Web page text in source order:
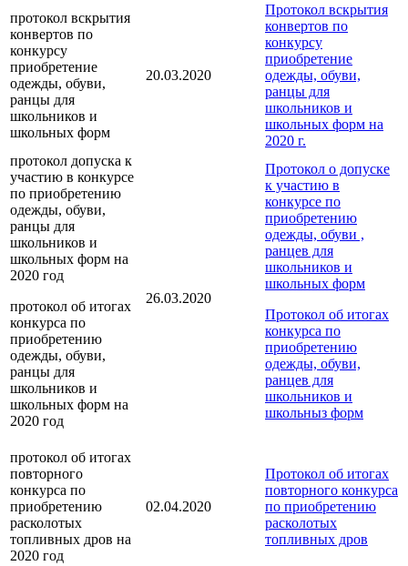
протокол вскрытия
конвертов по
конкурсу
приобретение
одежды, обуви,
ранцы для
школьников и
школьных форм
20.03.2020
Протокол вскрытия
конвертов по
конкурсу
приобретение
одежды, обуви,
ранцы для
школьников и
школьных форм на
2020 г.
протокол допуска к
участию в конкурсе
по приобретению
одежды, обуви,
ранцы для
школьников и
школьных форм на
2020 год
протокол об итогах
конкурса по
приобретению
одежды, обуви,
ранцы для
школьников и
школьных форм на
2020 год
26.03.2020
Протокол о допуске
к участию в
конкурсе по
приобретению
одежды, обуви ,
ранцев для
школьников и
школьных форм
Протокол об итогах
конкурса по
приобретению
одежды, обуви,
ранцев для
школьников и
школьныз форм
протокол об итогах
повторного
конкурса по
приобретению
расколотых
топливных дров на
2020 год
02.04.2020
Протокол об итогах
повторного конкурса
по приобретению
расколотых
топливных дров